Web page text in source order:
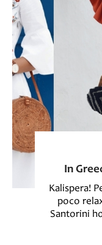
In
Kalispera!
poco
Santorini